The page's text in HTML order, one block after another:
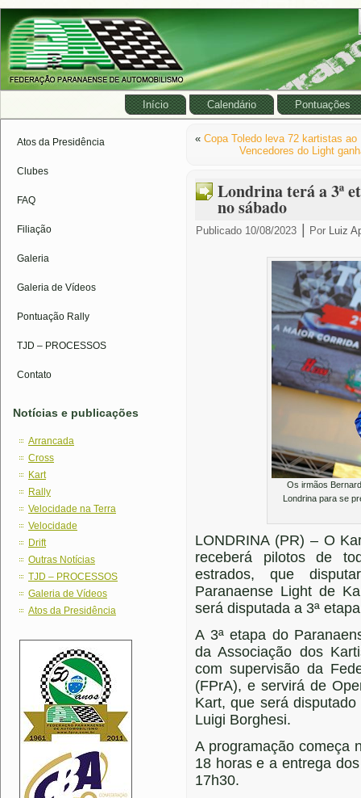
Início Calendário Pontuações
Atos da Presidência
Clubes
FAQ
Filiação
Galeria
Galeria de Vídeos
Pontuação Rally
TJD – PROCESSOS
Contato
Notícias e publicações
Arrancada
Cross
Kart
Rally
Velocidade na Terra
Velocidade
Drift
Outras Notícias
TJD – PROCESSOS
Galeria de Vídeos
Atos da Presidência
« Copa Toledo leva 72 kartistas ao
Vencedores do Light
Londrina terá a 3ª
no sábado
Publicado 10/08/2023 Por Luiz
Os irmãos
Londrina para se
LONDRINA (PR) – O
receberá pilotos de
estrados, que
Paranaense Light de
será disputada a 3ª
A 3ª etapa do
da Associação dos
com supervisão da
(FPrA), e servirá de
Kart, que será
Luigi Borghesi.
A programação começa
18 horas e a entrega
17h30.